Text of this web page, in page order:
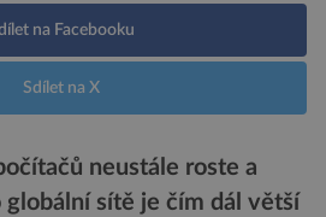
na Facebooku
Sdílet na X
neustále roste a
sítě je čím dál větší